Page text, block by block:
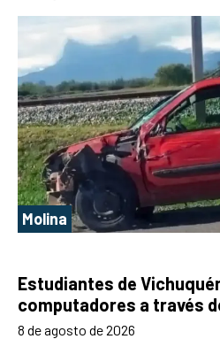
Molina
Estudiantes de
computadores a través
8 de agosto de 2026